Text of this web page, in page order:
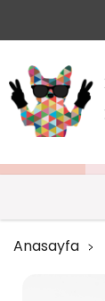
Anasayfa